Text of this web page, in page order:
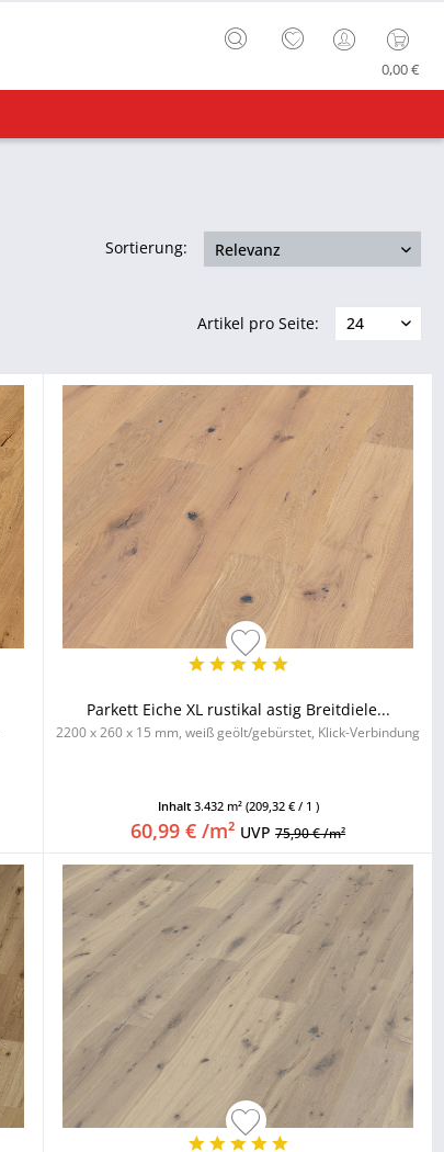
0,00 €
Sortierung:
Artikel pro Seite:
Parkett Eiche XL rustikal astig Breitdiele...
2200 x 260 x 15 mm, weiß geölt/gebürstet, Klick-Verbindung
Inhalt 3.432 m² (209,32 € / 1 )
60,99 € /m² UVP75,90 € /m²